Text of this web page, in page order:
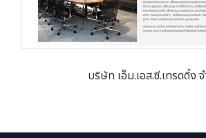
บริษัท เอ็ม.เอส.ซี.เทรดดิ้ง